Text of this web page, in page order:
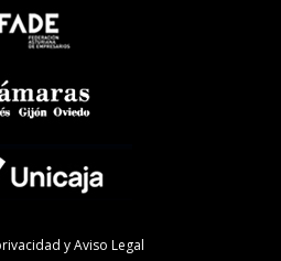
y Aviso Legal